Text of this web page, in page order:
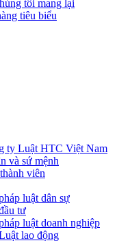
tôi mang lại
tiêu biểu
ty Luật HTC Việt Nam
và sứ mệnh
viên
luật dân sự
tư
luật doanh nghiệp
lao động